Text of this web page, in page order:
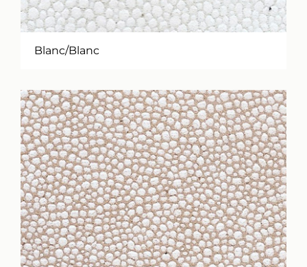
Blanc/Blanc